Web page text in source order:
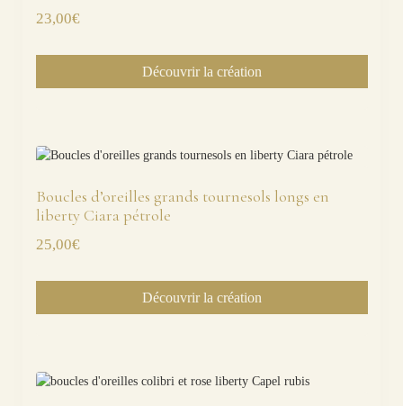
23,00€
Découvrir la création
Boucles d’oreilles grands tournesols longs en
liberty Ciara pétrole
25,00€
Découvrir la création